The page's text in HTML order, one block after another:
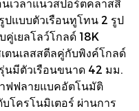
เวลาแนวสปอร์ตคลาสสิ
แบบตัวเรือนทูโทน 2 รูป
คู่เยลโลว์โกลด์ 18K
ตนเลสสตีลคู่กับพิงค์โกลด์
มีตัวเรือนขนาด 42 มม.
ฟฟลายแบคอัตโนมัติ
โครโนมิเตอร์ ผ่านการ